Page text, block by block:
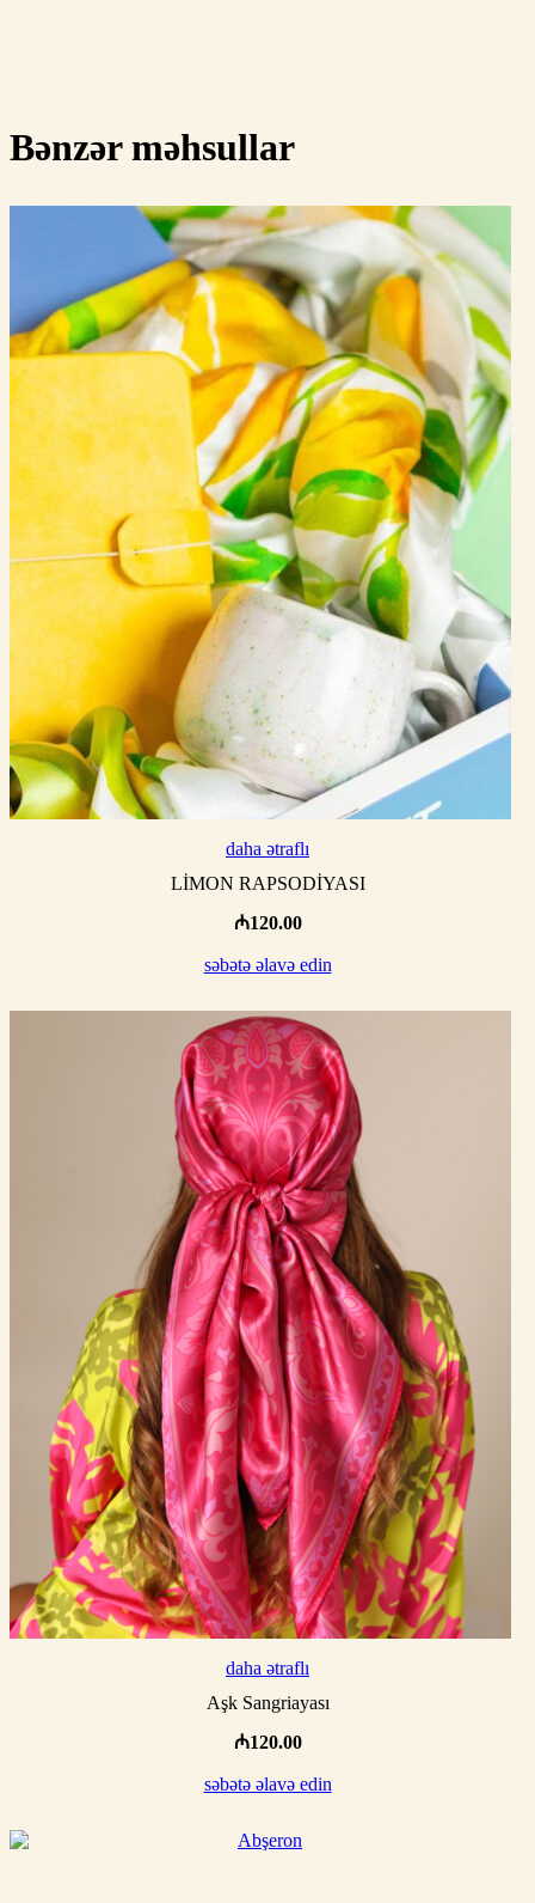
Bənzər məhsullar
daha ətraflı
LİMON RAPSODİYASI
₼120.00
səbətə əlavə edin
daha ətraflı
Aşk Sangriayası
₼120.00
səbətə əlavə edin